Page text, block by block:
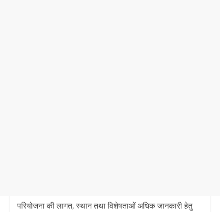
परियोजना की लागत, स्थान तथा विशेषताओं अधिक जानकारी हेतु